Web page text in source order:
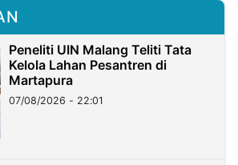
Peneliti UIN Malang Teliti Tata
Kelola Lahan Pesantren di
Martapura
07/08/2026 - 22:01